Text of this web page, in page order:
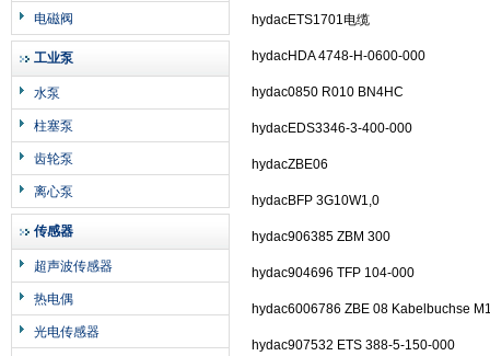
电磁阀
工业泵
水泵
柱塞泵
齿轮泵
离心泵
传感器
超声波传感器
热电偶
光电传感器
hydacETS1701电缆
hydacHDA 4748-H-0600-000
hydac0850 R010 BN4HC
hydacEDS3346-3-400-000
hydacZBE06
hydacBFP 3G10W1,0
hydac906385 ZBM 300
hydac904696 TFP 104-000
hydac6006786 ZBE 08 Kabelbuchse
hydac907532 ETS 388-5-150-000